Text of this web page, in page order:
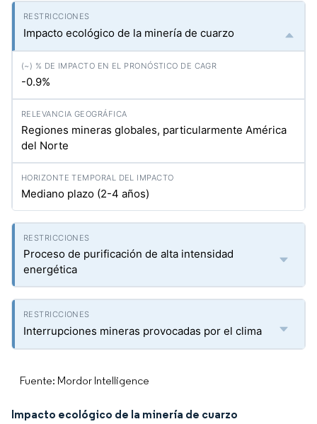
Impacto ecológico de la minería de cuarzo
-0.9%
Regiones mineras globales, particularmente América
del Norte
Mediano plazo (2-4 años)
Proceso de purificación de alta intensidad
energética
Interrupciones mineras provocadas por el clima
Fuente: Mordor Intelligence
Impacto ecológico de la minería de cuarzo